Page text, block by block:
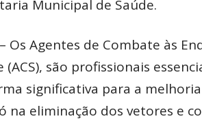
Municipal de Saúde.
– Os Agentes de Combate às
(ACS), são profissionais
significativa para a
na eliminação dos vetores e